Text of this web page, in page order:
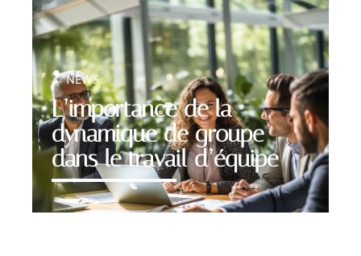
L’importance de la
dynamique de groupe
dans le travail d’équipe
NEWS